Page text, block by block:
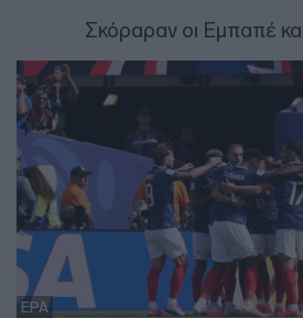
Σκόραραν οι Εμπαπέ
EPA